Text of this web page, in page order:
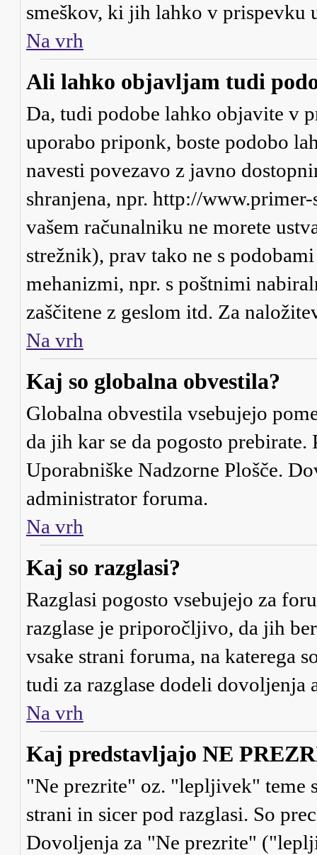
smeškov, ki jih lahko v prispevku
Na vrh
Ali lahko objavljam tudi
Da, tudi podobe lahko objavite v
uporabo priponk, boste podobo
navesti povezavo z javno
shranjena, npr. http://
vašem računalniku ne morete
strežnik), prav tako ne s
mehanizmi, npr. s poštnimi
zaščitene z geslom itd. Za
Na vrh
Kaj so globalna obvestila?
Globalna obvestila vsebujejo
da jih kar se da pogosto
Uporabniške Nadzorne Plošče.
administrator foruma.
Na vrh
Kaj so razglasi?
Razglasi pogosto vsebujejo za
razglase je priporočljivo, da jih
vsake strani foruma, na katerega
tudi za razglase dodeli dovoljenja
Na vrh
Kaj predstavljajo NE
"Ne prezrite" oz. "lepljivek" teme
strani in sicer pod razglasi. So
Dovoljenja za "Ne prezrite"